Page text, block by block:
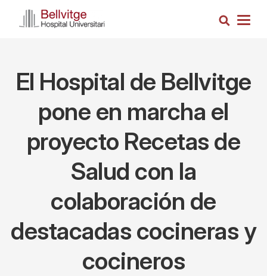
Busca
El Hospital de Bellvitge
pone en marcha el
proyecto Recetas de
Salud con la
colaboración de
destacadas cocineras y
cocineros